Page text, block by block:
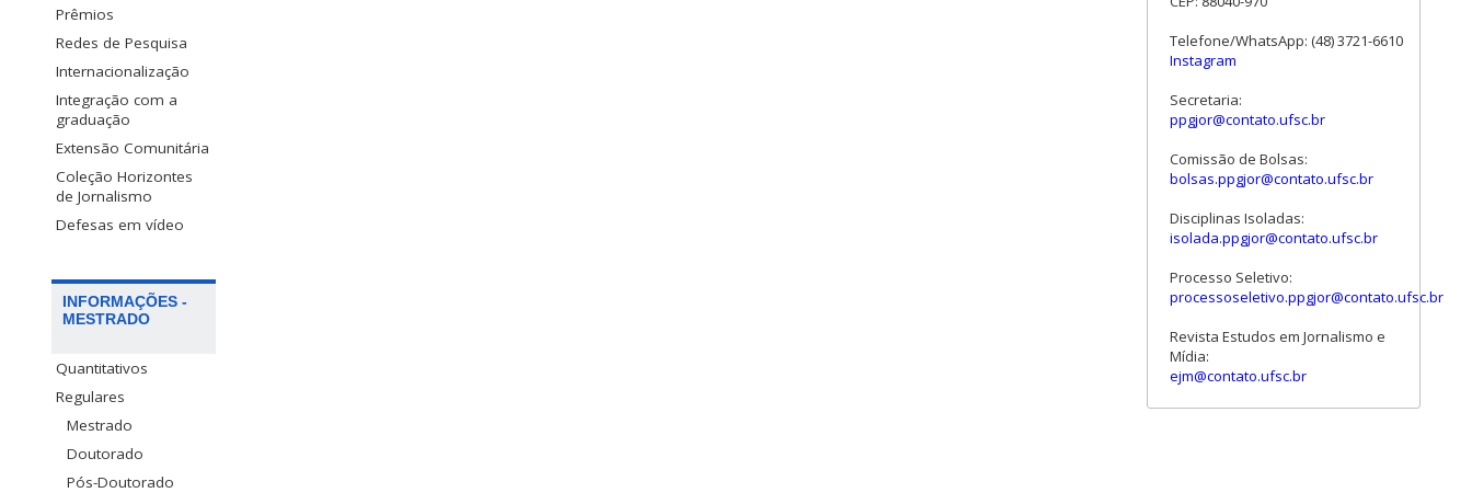
Prêmios
Redes de Pesquisa
Internacionalização
Integração com a
graduação
Extensão Comunitária
Coleção Horizontes
de Jornalismo
Defesas em vídeo
INFORMAÇÕES -
MESTRADO
Quantitativos
Regulares
Mestrado
Doutorado
Pós-Doutorado
Telefone/WhatsApp: (48) 3721-6610
Instagram
Secretaria:
ppgjor@contato.ufsc.br
Comissão de Bolsas:
bolsas.ppgjor@contato.ufsc.br
Disciplinas Isoladas:
isolada.ppgjor@contato.ufsc.br
Processo Seletivo:
processoseletivo.ppgjor@contato.ufsc.br
Revista Estudos em Jornalismo e
Mídia:
ejm@contato.ufsc.br